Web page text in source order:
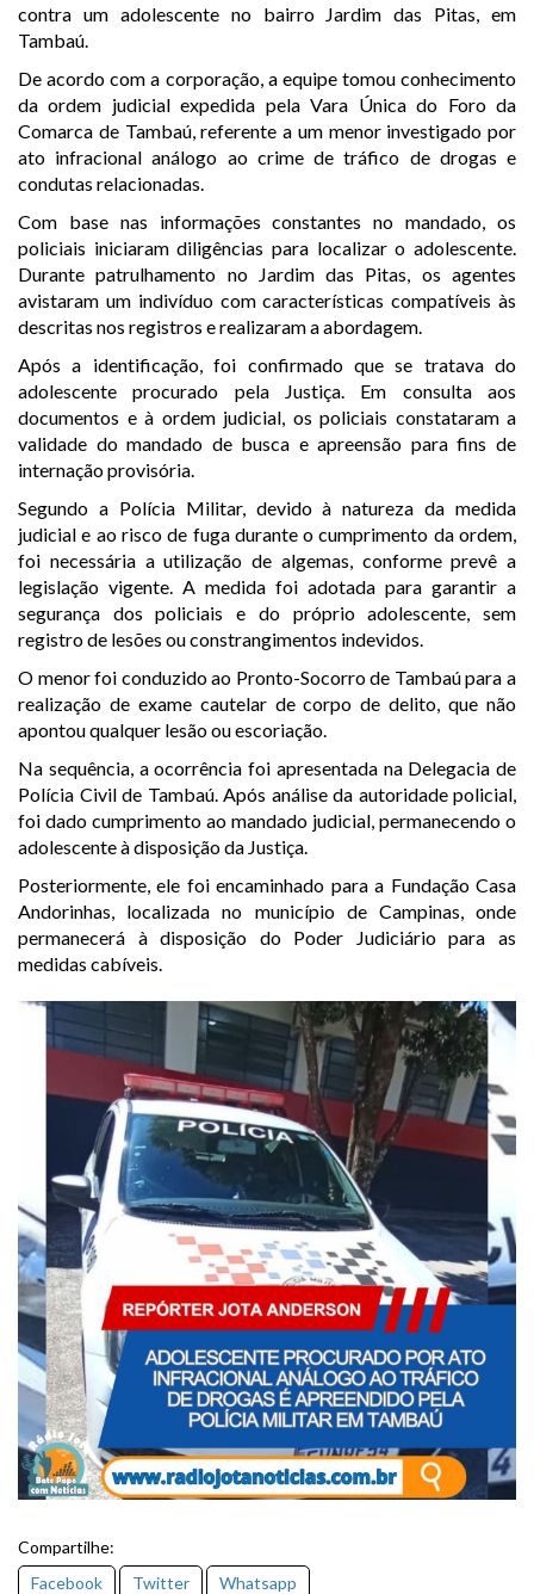
contra um adolescente no bairro Jardim das Pitas, em
Tambaú.
De acordo com a corporação, a equipe tomou conhecimento
da ordem judicial expedida pela Vara Única do Foro da
Comarca de Tambaú, referente a um menor investigado por
ato infracional análogo ao crime de tráfico de drogas e
condutas relacionadas.
Com base nas informações constantes no mandado, os
policiais iniciaram diligências para localizar o adolescente.
Durante patrulhamento no Jardim das Pitas, os agentes
avistaram um indivíduo com características compatíveis às
descritas nos registros e realizaram a abordagem.
Após a identificação, foi confirmado que se tratava do
adolescente procurado pela Justiça. Em consulta aos
documentos e à ordem judicial, os policiais constataram a
validade do mandado de busca e apreensão para fins de
internação provisória.
Segundo a Polícia Militar, devido à natureza da medida
judicial e ao risco de fuga durante o cumprimento da ordem,
foi necessária a utilização de algemas, conforme prevê a
legislação vigente. A medida foi adotada para garantir a
segurança dos policiais e do próprio adolescente, sem
registro de lesões ou constrangimentos indevidos.
O menor foi conduzido ao Pronto-Socorro de Tambaú para a
realização de exame cautelar de corpo de delito, que não
apontou qualquer lesão ou escoriação.
Na sequência, a ocorrência foi apresentada na Delegacia de
Polícia Civil de Tambaú. Após análise da autoridade policial,
foi dado cumprimento ao mandado judicial, permanecendo o
adolescente à disposição da Justiça.
Posteriormente, ele foi encaminhado para a Fundação Casa
Andorinhas, localizada no município de Campinas, onde
permanecerá à disposição do Poder Judiciário para as
medidas cabíveis.
Compartilhe:
Facebook
Twitter Whatsapp